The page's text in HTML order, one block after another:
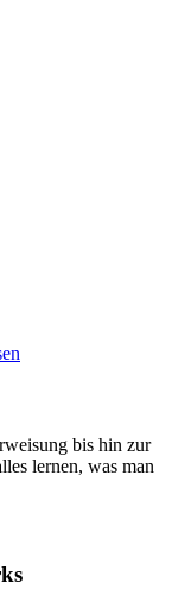
bis hin zur
lernen, was man